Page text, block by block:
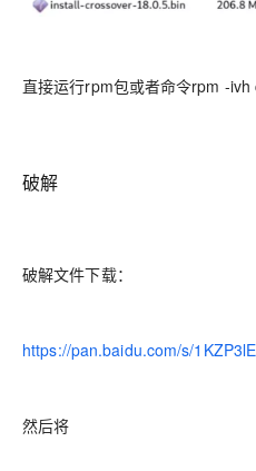
直接运行rpm包或者命令rpm -ivh
破解
破解文件下载：
https://pan.baidu.com/s/
然后将